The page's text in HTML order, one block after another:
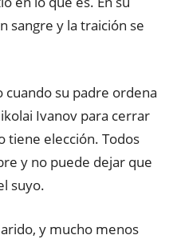
sangre y la traición se
cuando su padre ordena
Ivanov para cerrar
tiene elección. Todos
y no puede dejar que
suyo.
y mucho menos